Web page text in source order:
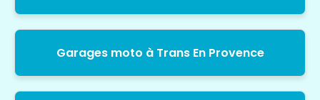
Garages moto à Trans En Provence